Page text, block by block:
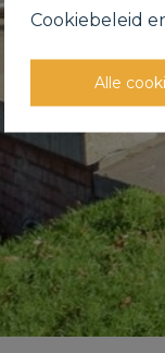
Cookiebeleid
Alle